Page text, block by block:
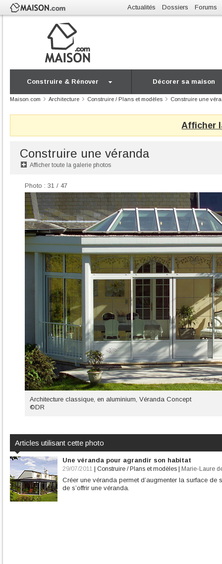
Actualités Dossiers Forums
Construire & Rénover Décorer sa maison
Maison.com Architecture Construire / Plans et modèles Construire une
Afficher
Construire une véranda
Afficher toute la galerie photos
Photo : 31 / 47
Architecture classique, en aluminium, Véranda Concept
©DR
Articles utilisant cette photo
Une véranda pour agrandir son habitat
29/07/2011 Construire / Plans et modèles Marie-Laure
Créer une véranda permet d’augmenter la surface
de s’offrir une véranda.